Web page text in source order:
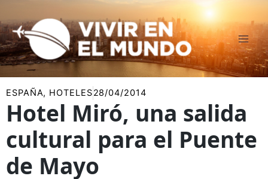
al
contenido
ESPAÑA, HOTELES28/04/2014
Hotel Miró, una salida
cultural para el Puente
de Mayo